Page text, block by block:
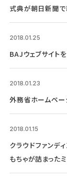
式典が朝日新聞
2018.01.25
BAJウェブサイト
2018.01.23
外務省ホームペー
2018.01.15
クラウドファンデ
もちゃが詰まった